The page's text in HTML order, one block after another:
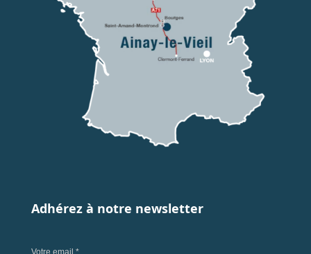
Adhérez à notre newsletter
Votre email *